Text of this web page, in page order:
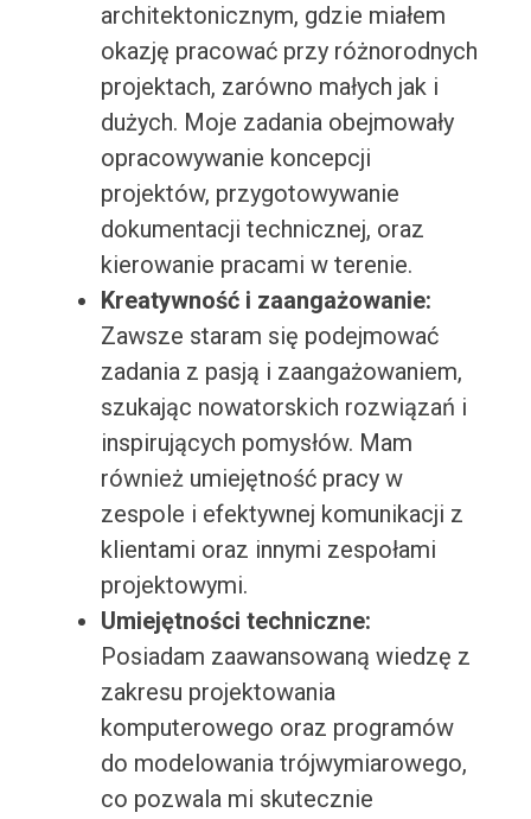
architektonicznym, gdzie miałem
okazję pracować przy różnorodnych
projektach, zarówno małych jak i
dużych. Moje zadania obejmowały
opracowywanie koncepcji
projektów, przygotowywanie
dokumentacji technicznej, oraz
kierowanie pracami w terenie.
Kreatywność i zaangażowanie:
Zawsze staram się podejmować
zadania z pasją i zaangażowaniem,
szukając nowatorskich rozwiązań i
inspirujących pomysłów. Mam
również umiejętność pracy w
zespole i efektywnej komunikacji z
klientami oraz innymi zespołami
projektowymi.
Umiejętności techniczne:
Posiadam zaawansowaną wiedzę z
zakresu projektowania
komputerowego oraz programów
do modelowania trójwymiarowego,
co pozwala mi skutecznie